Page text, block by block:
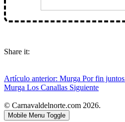
Share it:
Artículo anterior: Murga Por fin juntos
Murga Los Canallas Siguiente
© Carnavaldelnorte.com 2026.
Mobile Menu Toggle